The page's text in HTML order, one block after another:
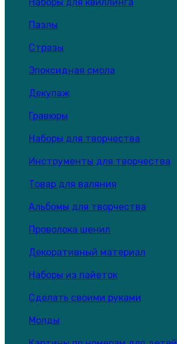
Пазлы
Стразы
Эпоксидная смола
Декупаж
Гравюры
Наборы для творчества
Инструменты для творчества
Товар для валяния
Альбомы для творчества
Проволока шенил
Декоративный материал
Наборы из пайеток
Сделать своими руками
Молды